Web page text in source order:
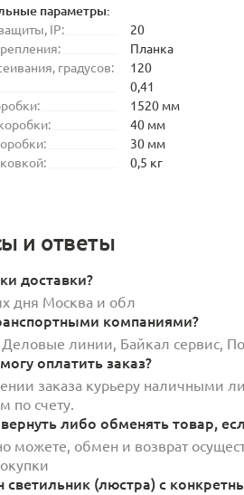
параметры:
IP:
20
Планка
градусов:
120
0,41
1520 мм
40 мм
30 мм
0,5 кг
и ответы
доставки?
дня Москва и обл
компаниями?
линии, Байкал сервис,
оплатить заказ?
заказа курьеру наличными
по счету.
либо обменять товар,
можете, обмен и возврат
светильник (люстра) с